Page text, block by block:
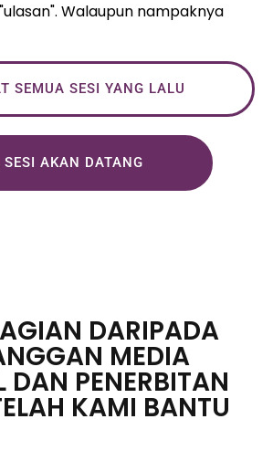
Walaupun nampaknya
SEMUA SESI YANG LALU
SESI AKAN DATANG
DARIPADA
MEDIA
DAN PENERBITAN
KAMI BANTU